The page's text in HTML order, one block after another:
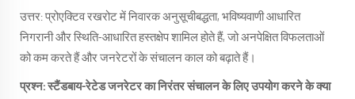
उत्तर: प्रोएक्टिव रखरोट में निवारक अनुसूचीबद्धता, भविष्यवाणी आधारित
निगरानी और स्थिति-आधारित हस्तक्षेप शामिल होते हैं, जो अनपेक्षित विफलताओं
को कम करते हैं और जनरेटरों के संचालन काल को बढ़ाते हैं।
प्रश्न: स्टैंडबाय-रेटेड जनरेटर का निरंतर संचालन के लिए उपयोग करने के क्या